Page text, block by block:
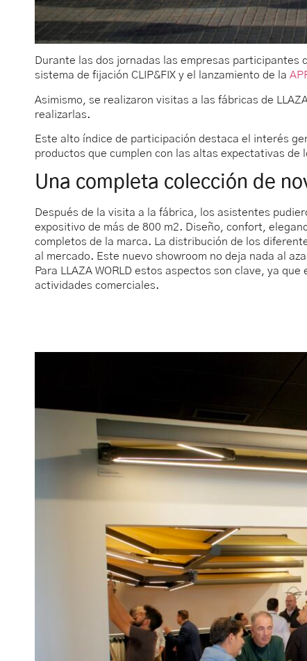
Durante las dos jornadas las empresas participantes
sistema de fijación CLIP&FIX y el lanzamiento de la
Asimismo, se realizaron visitas a las fábricas de
realizarlas.
Este alto índice de participación destaca el interés
productos que cumplen con las altas expectativas de
Una completa colección de
Después de la visita a la fábrica, los asistentes
expositivo de más de 800 m2. Diseño, confort,
completos de la marca. La distribución de los
al mercado. Este nuevo showroom no deja nada al
Para LLAZA WORLD estos aspectos son clave, ya
actividades comerciales.